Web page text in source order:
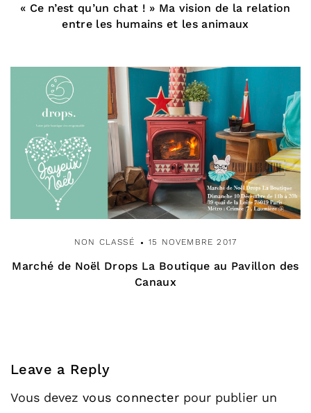
« Ce n’est qu’un chat ! » Ma vision de la relation
entre les humains et les animaux
NON CLASSÉ 15 NOVEMBRE 2017
Marché de Noël Drops La Boutique au Pavillon des
Canaux
Leave a Reply
Vous devez vous connecter pour publier un